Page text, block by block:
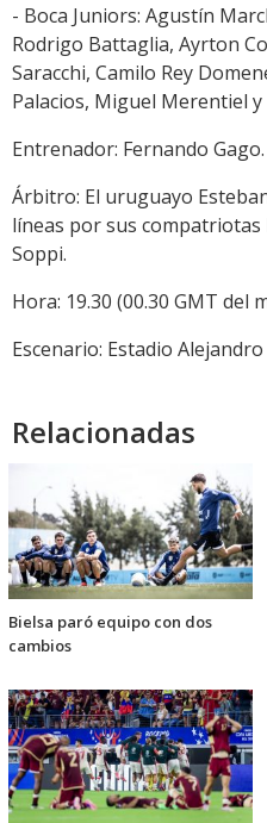
- Boca Juniors: Agustín
Rodrigo Battaglia, Ayrton
Saracchi, Camilo Rey
Palacios, Miguel Merentiel y
Entrenador: Fernando Gago.
Árbitro: El uruguayo
líneas por sus
Soppi.
Hora: 19.30 (00.30 GMT del
Escenario: Estadio Alejandro
Relacionadas
Bielsa paró equipo con dos
cambios